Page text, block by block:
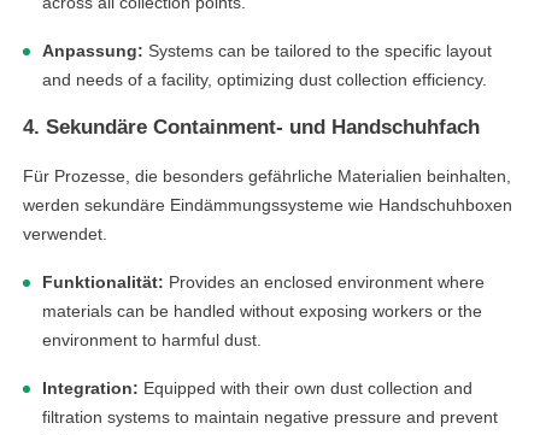
Anpassung: Systems can be tailored to the specific layout
and needs of a facility, optimizing dust collection efficiency.
4. Sekundäre Containment- und Handschuhfach
Für Prozesse, die besonders gefährliche Materialien beinhalten,
werden sekundäre Eindämmungssysteme wie Handschuhboxen
verwendet.
Funktionalität: Provides an enclosed environment where
materials can be handled without exposing workers or the
environment to harmful dust.
Integration: Equipped with their own dust collection and
filtration systems to maintain negative pressure and prevent